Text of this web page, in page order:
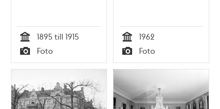
Tid
1895 till 1915
Typ
Foto Tid
1962
Typ
Foto